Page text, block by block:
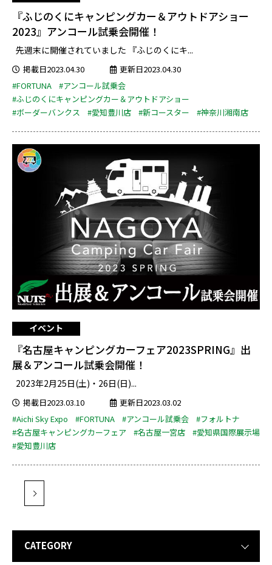
『ふじのくにキャンピングカー＆アウトドアショー
2023』アンコール試乗会開催！
先週末に開催されていました 『ふじのくにキ...
掲載日2023.04.30
更新日2023.04.30
#FORTUNA
#アンコール試乗会
#ふじのくにキャンピングカー＆アウトドアショー
#ボーダーバンクス
#愛知豊川店 #新コースター #神奈川湘南店
イベント
『名古屋キャンピングカーフェア2023SPRING』出
展＆アンコール試乗会開催！
2023年2月25日(土)・26日(日)...
掲載日2023.03.10
更新日2023.03.02
#Aichi Sky Expo
#FORTUNA #アンコール試乗会
#フォルトナ
#名古屋キャンピングカーフェア
#名古屋一宮店
#愛知県国際展示場
#愛知豊川店
CATEGORY